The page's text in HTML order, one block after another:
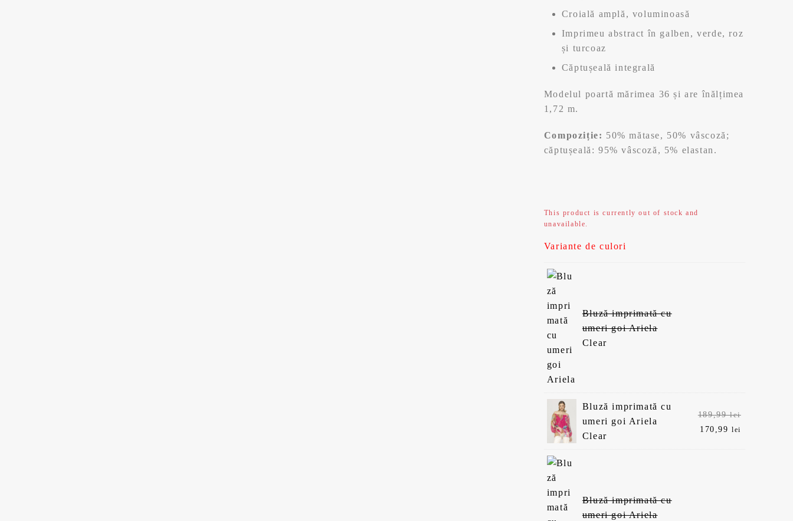
Croială amplă, voluminoasă
Imprimeu abstract în galben, verde, roz
și turcoaz
Căptușeală integrală
Modelul poartă mărimea 36 și are înălțimea
1,72 m.
Compoziție: 50% mătase, 50% vâscoză;
căptușeală: 95% vâscoză, 5% elastan.
This product is currently out of stock and
unavailable.
Variante de culori
Bluză imprimată cu
umeri goi Ariela
Clear
Bluză imprimată cu
umeri goi Ariela
Clear
189,99lei
170,99lei
Bluză imprimată cu
umeri goi Ariela